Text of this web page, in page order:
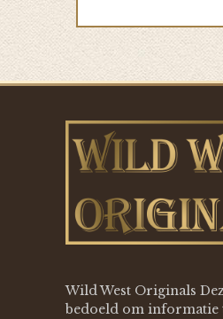
Wild West Originals
bedoeld om informatie